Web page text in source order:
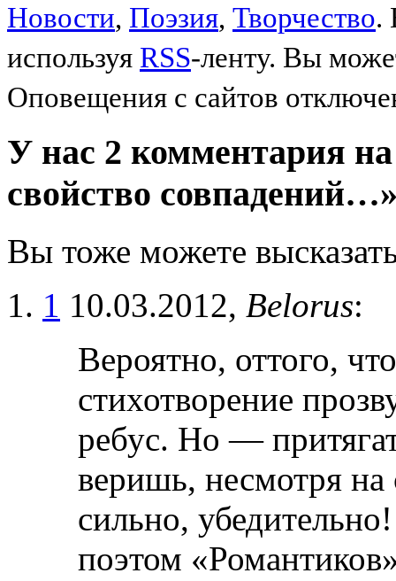
Новости, Поэзия, Творчество.
используя RSS-ленту. Вы
Оповещения с сайтов
У нас 2 комментария
свойство
Вы тоже можете
1 10.03.2012, Belorus:
Вероятно, оттого,
стихотворение
ребус. Но —
веришь, несмотря
сильно,
поэтом